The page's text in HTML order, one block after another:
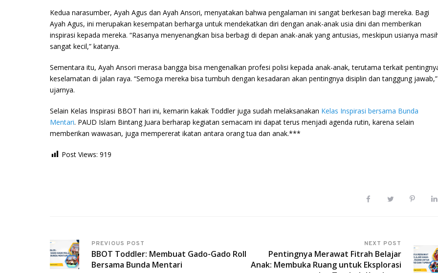
Kedua narasumber, Ayah Agus dan Ayah Ansori, menyatakan bahwa pengalaman ini sangat berkesan bagi mereka. Bagi
Ayah Agus, ini merupakan kesempatan berharga untuk mendekatkan diri dengan anak-anak usia dini dan memberikan
inspirasi kepada mereka. “Rasanya menyenangkan bisa berbagi di depan anak-anak yang antusias, meskipun usianya
sangat kecil,” katanya.
Sementara itu, Ayah Ansori merasa bangga bisa mengenalkan profesi polisi kepada anak-anak, terutama terkait
keselamatan di jalan raya. “Semoga mereka bisa tumbuh dengan kesadaran akan pentingnya disiplin dan tanggung jawab,”
ujarnya.
Selain Kelas Inspirasi BBOT hari ini, kemarin kakak Toddler juga sudah melaksanakan Kelas Inspirasi bersama Bunda
Mentari. PAUD Islam Bintang Juara berharap kegiatan semacam ini dapat terus menjadi agenda rutin, karena selain
memberikan wawasan, juga mempererat ikatan antara orang tua dan anak.***
Post Views: 919
PREVIOUS POST
BBOT Toddler: Membuat Gado-Gado Roll
Bersama Bunda Mentari
NEXT POST
Pentingnya Merawat Fitrah Belajar
Anak: Membuka Ruang untuk Eksplorasi